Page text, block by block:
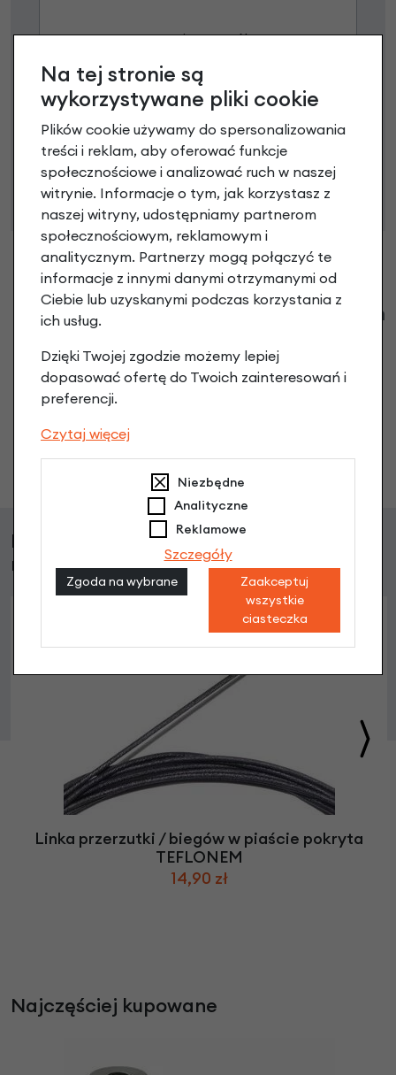
Poznaj szczegóły
Niniejsza propozycja nie stanowi oferty w rozumieniu art.
66 Kodeksu Cywilnego. Ostateczna decyzja o warunkach
i przyznaniu kredytu zostanie podjęta po ocenie
zdolności kredytowej.
Klienci zadali następujące pytania o ten
Nikt wcześniej niemiał pytań do tego produktu? A Ty o
Zadaj pytanie
Klienci, którzy kupili ten produkt wybrali
również
Linka przerzutki / biegów w piaście pokryta
TEFLONEM
14,90 zł
Najczęściej kupowane
Na tej stronie są
wykorzystywane pliki cookie
Plików cookie używamy do spersonalizowania
treści i reklam, aby oferować funkcje
społecznościowe i analizować ruch w naszej
witrynie. Informacje o tym, jak korzystasz z
naszej witryny, udostępniamy partnerom
społecznościowym, reklamowym i
analitycznym. Partnerzy mogą połączyć te
informacje z innymi danymi otrzymanymi od
Ciebie lub uzyskanymi podczas korzystania z
ich usług.
Dzięki Twojej zgodzie możemy lepiej
dopasować ofertę do Twoich zainteresowań i
preferencji.
Czytaj więcej
Niezbędne
Analityczne
Reklamowe
Szczegóły
Zgoda na wybrane
Zaakceptuj
wszystkie
ciasteczka